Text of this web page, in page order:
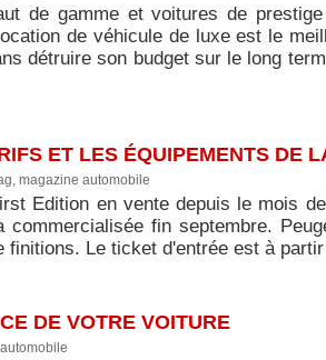
de gamme et voitures de
de véhicule de luxe est le
détruire son budget sur le long
ET LES ÉQUIPEMENTS DE
magazine automobile
Edition en vente depuis le mois
commercialisée fin septembre.
finitions. Le ticket d'entrée est à
DE VOTRE VOITURE